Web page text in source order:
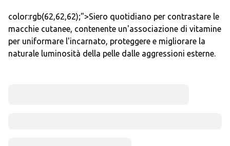
color:rgb(62,62,62);">Siero quotidiano per contrastare le
macchie cutanee, contenente un'associazione di vitamine
per uniformare l'incarnato, proteggere e migliorare la
naturale luminosità della pelle dalle aggressioni esterne.